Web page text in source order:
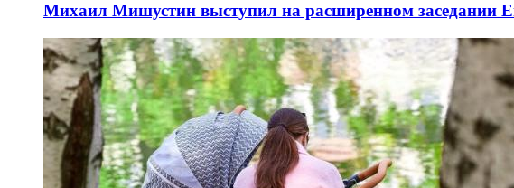
Михаил Мишустин выступил на расширенном заседании